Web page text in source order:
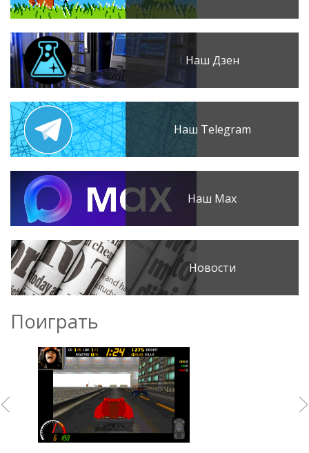
Наш Дзен
Наш Telegram
Наш Max
Новости
Поиграть